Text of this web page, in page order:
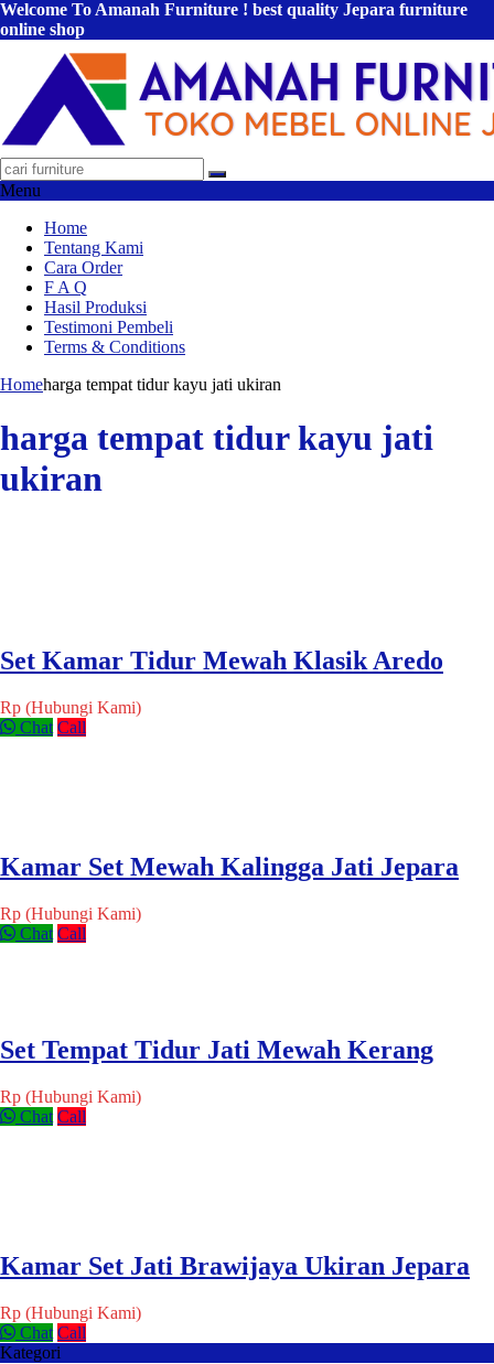
Welcome To Amanah Furniture ! best quality Jepara furniture
online shop
Menu
Home
Tentang Kami
Cara Order
F A Q
Hasil Produksi
Testimoni Pembeli
Terms & Conditions
Homeharga tempat tidur kayu jati ukiran
harga tempat tidur kayu jati
ukiran
Set Kamar Tidur Mewah Klasik Aredo
Rp (Hubungi Kami)
Chat Call
Kamar Set Mewah Kalingga Jati Jepara
Rp (Hubungi Kami)
Chat Call
Set Tempat Tidur Jati Mewah Kerang
Rp (Hubungi Kami)
Chat Call
Kamar Set Jati Brawijaya Ukiran Jepara
Rp (Hubungi Kami)
Chat Call
Kategori